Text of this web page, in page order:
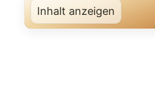
Inhalt anzeigen